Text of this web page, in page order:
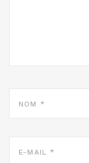
MAIL